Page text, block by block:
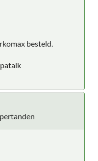
besteld.